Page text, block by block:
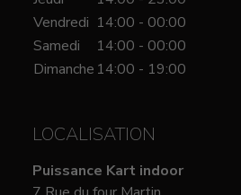
Vendredi 14:00 - 00:00
Samedi
14:00 - 00:00
Dimanche 14:00 - 19:00
LOCALISATION
Puissance Kart indoor